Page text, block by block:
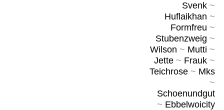
Svenk~
Huflaikhan ~
Formfreu ~
Stubenzweig ~
Wilson ~ Mutti ~
Jette~ Frauk~
Teichrose~ Mks
~
Schoenundgut
~ Ebbelwoicity